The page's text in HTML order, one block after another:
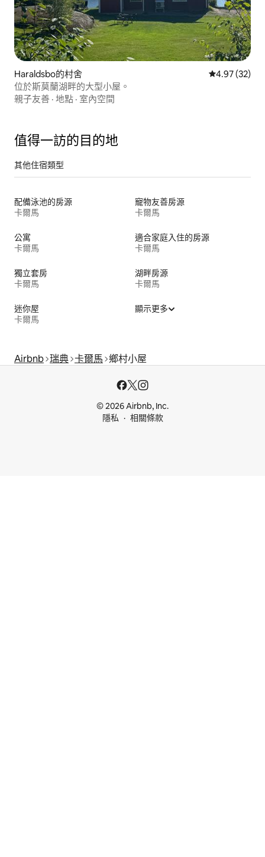
Haraldsbo的村舍 從 32 則評價
4.97 (32)
位於斯莫蘭湖畔的大型小屋。
親子友善 · 地點 · 室內空間
值得一訪的目的地
其他住宿類型
配備泳池的房源
卡爾馬
寵物友善房源
卡爾馬
公寓
卡爾馬
適合家庭入住的房源
卡爾馬
獨立套房
卡爾馬
湖畔房源
卡爾馬
迷你屋
卡爾馬
顯示更多
Airbnb 瑞典 卡爾馬 鄉村小屋
© 2026 Airbnb, Inc.
隱私
相關條款